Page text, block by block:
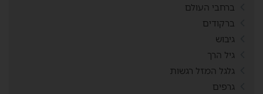
ברחבי העולם
ברקודים
גיבוש
גיל הרך
גלגל המזל רגשות
גרפים